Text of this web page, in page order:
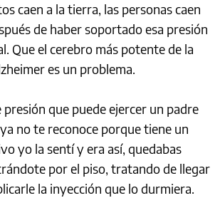
caen a la tierra, las personas caen
de haber soportado esa presión
Que el cerebro más potente de la
es un problema.
presión que puede ejercer un padre
no te reconoce porque tiene un
yo la sentí y era así, quedabas
por el piso, tratando de llegar
la inyección que lo durmiera.